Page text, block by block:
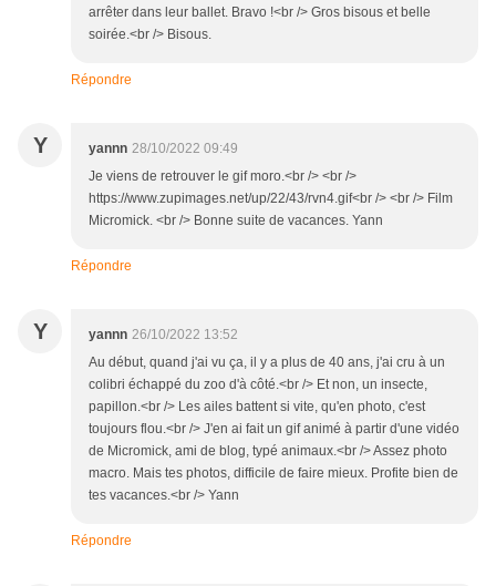
arrêter dans leur ballet. Bravo !<br /> Gros bisous et belle
soirée.<br /> Bisous.
Répondre
Y yannn 28/10/2022 09:49
Je viens de retrouver le gif moro.<br /> <br />
https://www.zupimages.net/up/22/43/rvn4.gif<br /> <br /> Film
Micromick. <br /> Bonne suite de vacances. Yann
Répondre
Y yannn 26/10/2022 13:52
Au début, quand j'ai vu ça, il y a plus de 40 ans, j'ai cru à un
colibri échappé du zoo d'à côté.<br /> Et non, un insecte,
papillon.<br /> Les ailes battent si vite, qu'en photo, c'est
toujours flou.<br /> J'en ai fait un gif animé à partir d'une vidéo
de Micromick, ami de blog, typé animaux.<br /> Assez photo
macro. Mais tes photos, difficile de faire mieux. Profite bien de
tes vacances.<br /> Yann
Répondre